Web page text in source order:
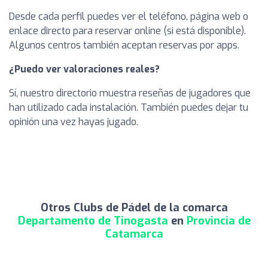
Desde cada perfil puedes ver el teléfono, página web o
enlace directo para reservar online (si está disponible).
Algunos centros también aceptan reservas por apps.
¿Puedo ver valoraciones reales?
Sí, nuestro directorio muestra reseñas de jugadores que
han utilizado cada instalación. También puedes dejar tu
opinión una vez hayas jugado.
Otros Clubs de Pádel de la comarca
Departamento de Tinogasta en Provincia de
Catamarca